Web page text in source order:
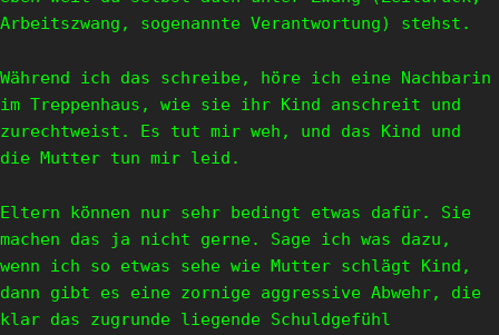
Arbeitszwang, sogenannte Verantwortung) stehst.
Während ich das schreibe, höre ich eine Nachbarin
im Treppenhaus, wie sie ihr Kind anschreit und
zurechtweist. Es tut mir weh, und das Kind und
die Mutter tun mir leid.
Eltern können nur sehr bedingt etwas dafür. Sie
machen das ja nicht gerne. Sage ich was dazu,
wenn ich so etwas sehe wie Mutter schlägt Kind,
dann gibt es eine zornige aggressive Abwehr, die
klar das zugrunde liegende Schuldgefühl